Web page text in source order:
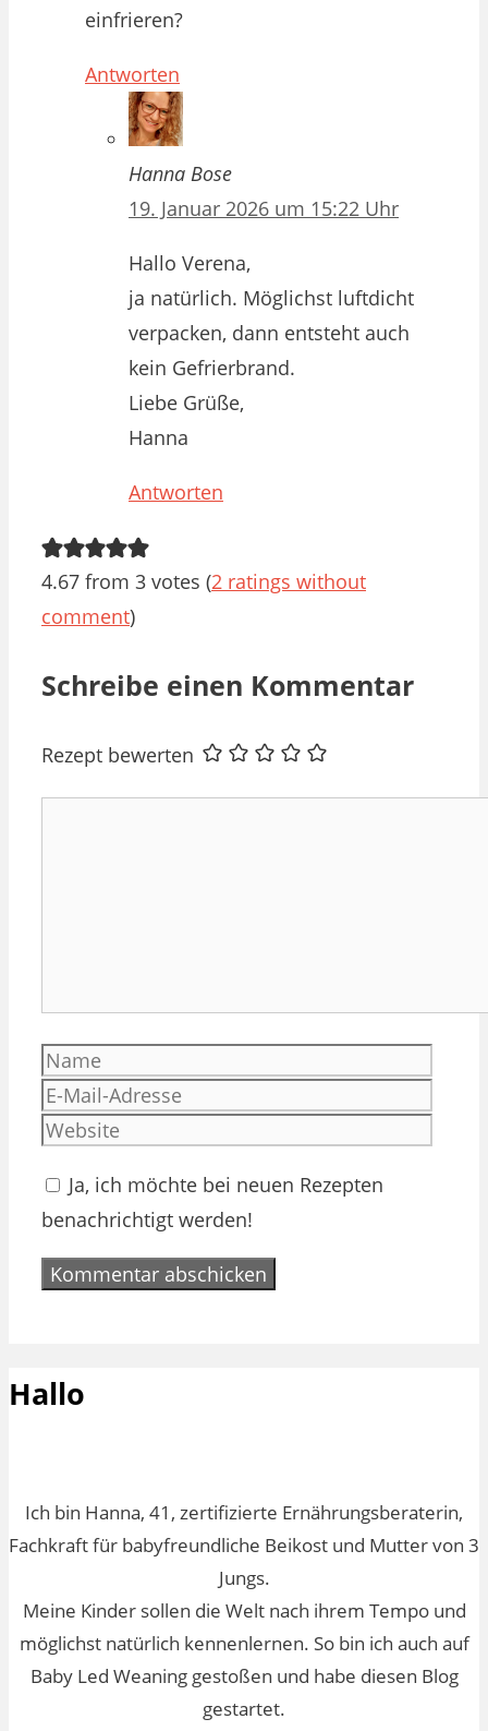
einfrieren?
Antworten
Hanna Bose
19. Januar 2026 um 15:22 Uhr
Hallo Verena,
ja natürlich. Möglichst luftdicht
verpacken, dann entsteht auch
kein Gefrierbrand.
Liebe Grüße,
Hanna
Antworten
4.67 from 3 votes (2 ratings without
comment)
Schreibe einen Kommentar
Rezept bewerten
Name
Ja, ich möchte bei neuen Rezepten
benachrichtigt werden!
Hallo
Ich bin Hanna, 41, zertifizierte Ernährungsberaterin,
Fachkraft für babyfreundliche Beikost und Mutter von 3
Jungs.
Meine Kinder sollen die Welt nach ihrem Tempo und
möglichst natürlich kennenlernen. So bin ich auch auf
Baby Led Weaning gestoßen und habe diesen Blog
gestartet.